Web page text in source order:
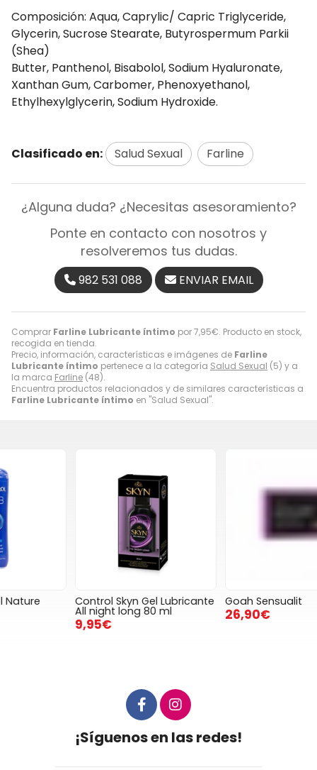
Comprar Farline Lubricante íntimo por7,95€. Producto en stock,
recogida en tienda.
Precio, información, características e imágenes de Farline
Lubricante íntimo pertenece a la categoría Salud Sexual (5) y a
la marca Farline (48).
Encuentra productos relacionados y de similares características a
Farline Lubricante íntimo en "Salud Sexual".
Composición: Aqua, Caprylic/ Capric Triglyceride,
Glycerin, Sucrose Stearate, Butyrospermum Parkii
(Shea)
Butter, Panthenol, Bisabolol, Sodium Hyaluronate,
Xanthan Gum, Carbomer, Phenoxyethanol,
Ethylhexylglycerin, Sodium Hydroxide.
Clasificado en: Salud Sexual Farline
¿Alguna duda? ¿Necesitas asesoramiento?
Ponte en contacto con nosotros y
resolveremos tus dudas.
982 531 088 ENVIAR EMAIL
Control Skyn Gel Lubricante
All night long 80 ml
Goah Sensualit
26,90€
¡Síguenos en las redes!